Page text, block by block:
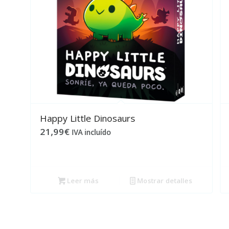
Happy Little Dinosaurs
21,99€ IVA incluído
Leer más Mostrar detalles